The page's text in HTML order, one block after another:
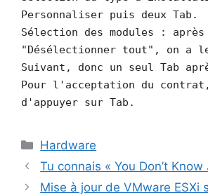
Personnaliser puis deux Tab.
Sélection des modules : après
"Désélectionner tout", on a
Suivant, donc un seul Tab
Pour l'acceptation du
d'appuyer sur Tab.
Catégories
Hardware
Tu connais « You Don’t Know
Mise à jour de VMware ESXi